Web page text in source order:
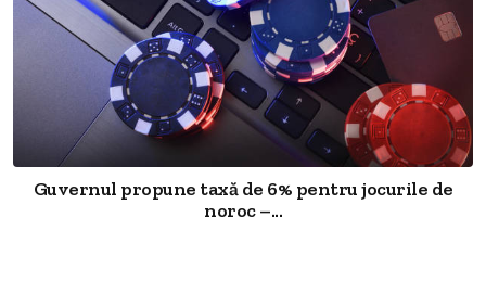
Guvernul propune taxă de 6% pentru jocurile de
noroc –...